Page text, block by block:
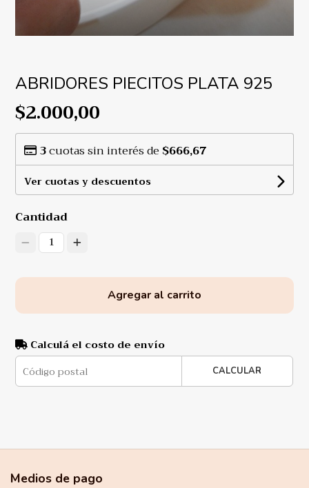
ABRIDORES PIECITOS PLATA 925
$2.000,00
3cuotas sin interés de $666,67
Ver cuotas y descuentos
Cantidad
1
Agregar al carrito
Calculá el costo de envío
CALCULAR
Medios de pago